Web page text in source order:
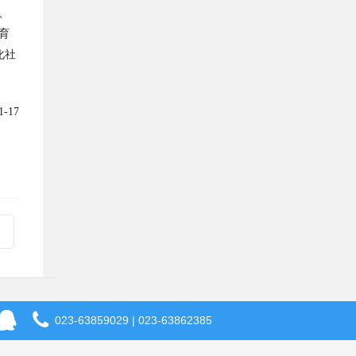
社
17
023-63859029 | 023-63862385